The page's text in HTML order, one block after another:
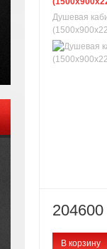
Душевая
В корзину